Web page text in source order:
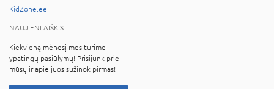
KidZone.ee
NAUJIENLAIŠKIS
Kiekvieną mėnesį mes turime
ypatingų pasiūlymų! Prisijunk prie
mūsų ir apie juos sužinok pirmas!